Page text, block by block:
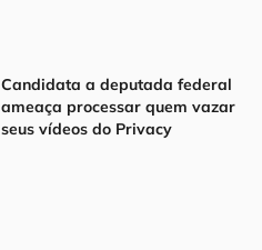
Candidata a deputada federal
ameaça processar quem vazar
seus vídeos do Privacy